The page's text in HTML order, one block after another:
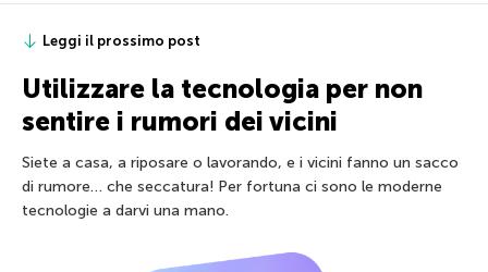
Leggi il prossimo post
Utilizzare la tecnologia per non
sentire i rumori dei vicini
Siete a casa, a riposare o lavorando, e i vicini fanno un sacco
di rumore… che seccatura! Per fortuna ci sono le moderne
tecnologie a darvi una mano.